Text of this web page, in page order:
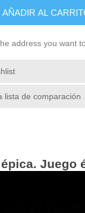
AÑADIR AL
address you want
lista de comparación
Juego